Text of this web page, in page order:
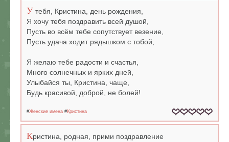
У тебя, Кристина, день рождения,
Я хочу тебя поздравить всей душой,
Пусть во всём тебе сопутствует везение,
Пусть удача ходит рядышком с тобой,
Я желаю тебе радости и счастья,
Много солнечных и ярких дней,
Улыбайся ты, Кристина, чаще,
Будь красивой, доброй, не болей!
#Женские имена #Кристина
Кристина, родная, прими поздравление